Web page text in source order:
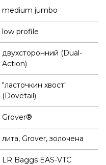
medium jumbo
low profile
двухсторонний (Dual-
Action)
"ласточкин хвост"
(Dovetail)
Grover®
лита, Grover, золочена
LR Baggs EAS-VTC